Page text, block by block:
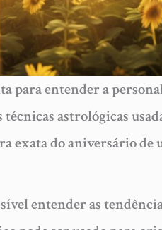
para entender a
astrológicas
exata do aniversário de
entender as